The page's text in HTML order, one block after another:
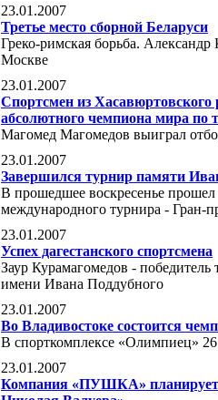
23.01.2007
Третье место сборной Беларуси
Греко-римская борьба.
Москве
23.01.2007
Спортсмен из Хасавюртовского
абсолютного чемпиона мира по
Магомед Магомедов выиграл
23.01.2007
Завершился турнир памяти
В прошедшее воскресенье
международного турнира - Гран-
23.01.2007
Успех дагестанского спортсмена
Заур Курамагомедов -
имени Ивана Поддубного
23.01.2007
Во Владивостоке состоится
В спорткомплексе «Олимпиец»
23.01.2007
Компания «ПУШКА» планирует